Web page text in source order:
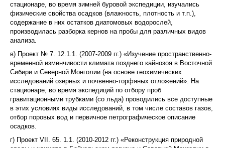
стационаре, во время зимней буровой экспедиции, изучались
физические свойства осадков (влажность, плотность и т.п.),
содержание в них остатков диатомовых водорослей,
производилась разборка кернов на пробы для различных видов
анализа.
в) Проект № 7. 12.1.1. (2007-2009 гг.) «Изучение пространственно-
временной изменчивости климата позднего кайнозоя в Восточной
Сибири и Северной Монголии (на основе геохимических
исследований озерных и почвенно-торфяных отложений». На
стационаре, во время экспедиций по отбору проб
гравитационными трубками (со льда) проводились все доступные
в этих условиях виды исследований, в том числе составов газов,
отбор поровых вод и первичное петрографическое описание
осадков.
г) Проект VII. 65. 1.1. (2010-2012 гг.) «Реконструкция природной